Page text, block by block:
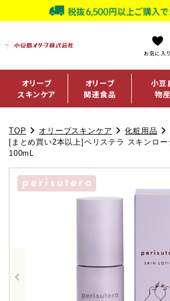
お気に入り
オリーブ
スキンケア
オリーブ
関連食品
小豆
物産
TOP オリーブスキンケア
化粧用品
[まとめ買い2本以上]ペリステラ スキンロー
100mL